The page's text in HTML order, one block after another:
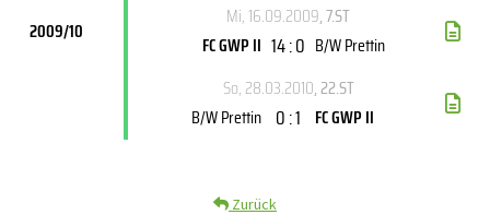
2009/10
Mi, 16.09.2009, 7.ST
FC GWP II 14 : 0 B/W Prettin
So, 28.03.2010, 22.ST
B/W Prettin 0 : 1 FC GWP II
Zurück